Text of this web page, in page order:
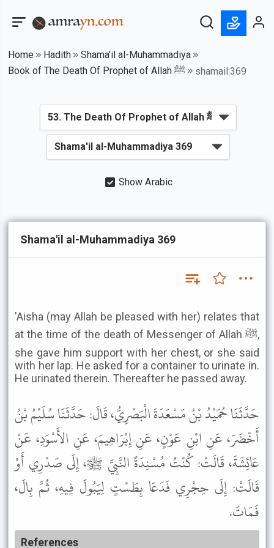
Home Hadith
Shama'il al-Muhammadiya
Book of The Death Of Prophet of Allah ﷺ
shamail:369
Show Arabic
Shama'il al-Muhammadiya 369
'Aisha (may Allah be pleased with her) relates that
at the time of the death of Messenger of Allah ﷺ,
she gave him support with her chest, or she said
with her lap. He asked for a container to urinate in.
He urinated therein. Thereafter he passed away.
حَدَّثَنَا حُمَيْدُ بْنُ مَسْعَدَةَ الْبَصْرِيُّ، قَالَ: حَدَّثَنَا سُلَيْمُ بْنُ
أَخْضَرَ، عَنِ ابْنِ عَوْنٍ، عَنِ إِبْرَاهِيمَ، عَنِ الأَسْوَدِ، عَنْ
عَائِشَةَ، قَالَتْ: كُنْتُ مُسْنِدَةً النَّبِيَّ ﷺ، إِلَى صَدْرِي أَوْ
قَالَتْ: إِلَى حِجْرِي فَدَعَا بِطَسْتٍ لِيَبُولَ فِيهِ، ثُمَّ بِالَ،
فَمَاتَ.
References